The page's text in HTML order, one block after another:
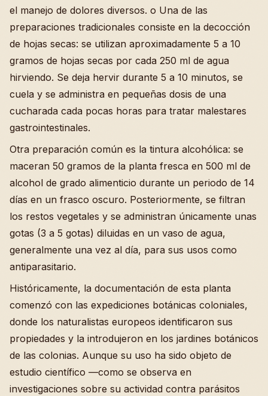
el manejo de dolores diversos. o Una de las
preparaciones tradicionales consiste en la decocción
de hojas secas: se utilizan aproximadamente 5 a 10
gramos de hojas secas por cada 250 ml de agua
hirviendo. Se deja hervir durante 5 a 10 minutos, se
cuela y se administra en pequeñas dosis de una
cucharada cada pocas horas para tratar malestares
gastrointestinales.
Otra preparación común es la tintura alcohólica: se
maceran 50 gramos de la planta fresca en 500 ml de
alcohol de grado alimenticio durante un periodo de 14
días en un frasco oscuro. Posteriormente, se filtran
los restos vegetales y se administran únicamente unas
gotas (3 a 5 gotas) diluidas en un vaso de agua,
generalmente una vez al día, para sus usos como
antiparasitario.
Históricamente, la documentación de esta planta
comenzó con las expediciones botánicas coloniales,
donde los naturalistas europeos identificaron sus
propiedades y la introdujeron en los jardines botánicos
de las colonias. Aunque su uso ha sido objeto de
estudio científico —como se observa en
investigaciones sobre su actividad contra parásitos